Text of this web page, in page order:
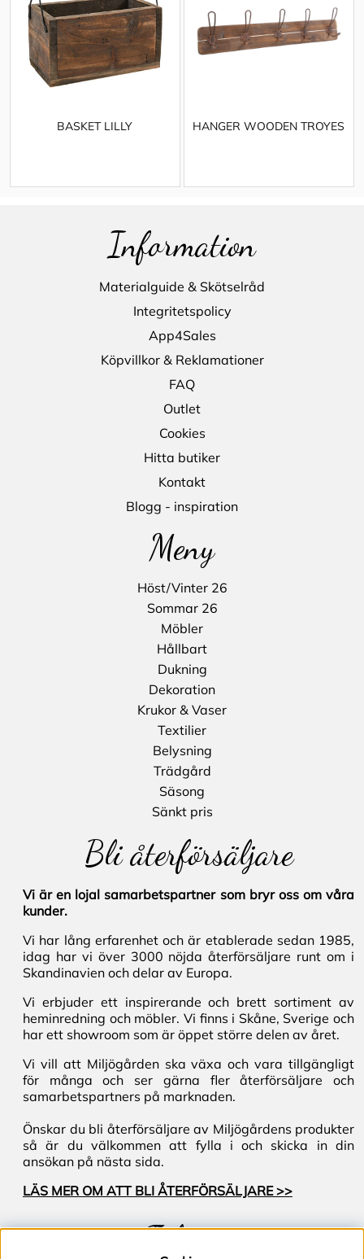
BASKET LILLY HANGER WOODEN TROYES
Information
Materialguide & Skötselråd
Integritetspolicy
App4Sales
Köpvillkor & Reklamationer
FAQ
Outlet
Cookies
Hitta butiker
Kontakt
Blogg - inspiration
Meny
Höst/Vinter 26
Sommar 26
Möbler
Hållbart
Dukning
Dekoration
Krukor & Vaser
Textilier
Belysning
Trädgård
Säsong
Sänkt pris
Bli återförsäljare
Vi är en lojal samarbetspartner som bryr oss om våra
kunder.
Vi har lång erfarenhet och är etablerade sedan 1985,
idag har vi över 3000 nöjda återförsäljare runt om i
Skandinavien och delar av Europa.
Vi erbjuder ett inspirerande och brett sortiment av
heminredning och möbler. Vi finns i Skåne, Sverige och
har ett showroom som är öppet större delen av året.
Vi vill att Miljögården ska växa och vara tillgängligt
för många och ser gärna fler återförsäljare och
samarbetspartners på marknaden.
Önskar du bli återförsäljare av Miljögårdens produkter
så är du välkommen att fylla i och skicka in din
ansökan på nästa sida.
LÄS MER OM ATT BLI ÅTERFÖRSÄLJARE >>
Följ oss